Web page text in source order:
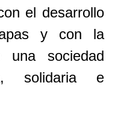
el desarrollo
y con la
una sociedad
solidaria e